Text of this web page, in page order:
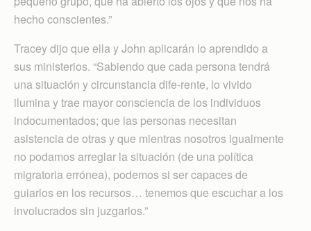
hecho conscientes.”
Tracey dijo que ella y John aplicarán lo aprendido a
sus ministerios. “Sabiendo que cada persona tendrá
una situación y circunstancia dife-rente, lo vivido
ilumina y trae mayor consciencia de los individuos
indocumentados; que las personas necesitan
asistencia de otras y que mientras nosotros igualmente
no podamos arreglar la situación (de una política
migratoria errónea), podemos si ser capaces de
guiarlos en los recursos… tenemos que escuchar a los
involucrados sin juzgarlos.”